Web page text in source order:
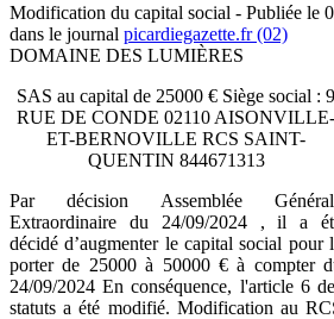
Modification du capital social - Publiée le
dans le journal picardiegazette.fr (02)
DOMAINE DES LUMIÈRES
SAS au capital de 25000 € Siège social : 9
RUE DE CONDE 02110 AISONVILLE-
ET-BERNOVILLE RCS SAINT-
QUENTIN 844671313
Par décision Assemblée
Extraordinaire du 24/09/2024 , il a
décidé d’augmenter le capital social pour
porter de 25000 à 50000 € à compter
24/09/2024 En conséquence, l'article 6
statuts a été modifié. Modification au